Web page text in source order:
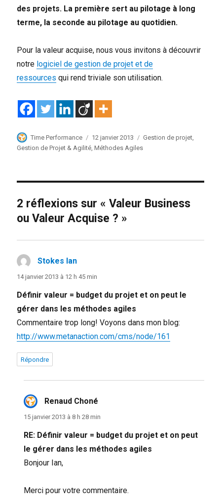
des projets. La première sert au pilotage à long
terme, la seconde au pilotage au quotidien.
Pour la valeur acquise, nous vous invitons à découvrir
notre logiciel de gestion de projet et de
ressources qui rend triviale son utilisation.
Auteur
Time Performance
Publié
le
12 janvier 2013 Catégories
Gestion de projet,
Gestion de Projet & Agilité,Méthodes Agiles
2 réflexions sur « Valeur Business
ou Valeur Acquise ? »
Stokes Ian
14 janvier 2013 à 12 h 45 min
Définir valeur = budget du projet et on peut le
gérer dans les méthodes agiles
Commentaire trop long! Voyons dans mon blog:
http://www.metanaction.com/cms/node/161
Répondre
Renaud Choné
15 janvier 2013 à 8 h 28 min
RE: Définir valeur = budget du projet et on peut
le gérer dans les méthodes agiles
Bonjour Ian,
Merci pour votre commentaire.